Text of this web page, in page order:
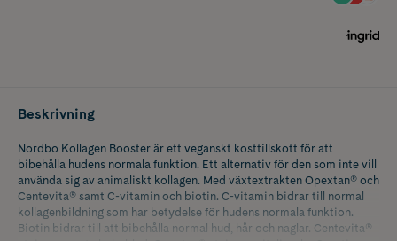
Beskrivning
Nordbo Kollagen Booster är ett veganskt kosttillskott för att
bibehålla hudens normala funktion. Ett alternativ för den som inte vill
använda sig av animaliskt kollagen. Med växtextrakten Opextan® och
Centevita® samt C-vitamin och biotin. C-vitamin bidrar till normal
kollagenbildning som har betydelse för hudens normala funktion.
Biotin bidrar till att bibehålla normal hud, hår och naglar. Centevita®